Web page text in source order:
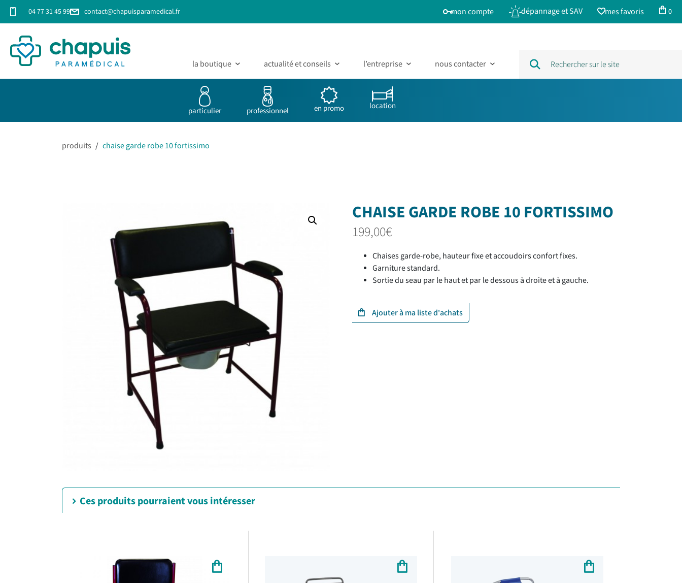
04 77 31 45 99 contact@chapuisparamedical.fr mon compte dépannage et SAV mes favoris 0
la boutique actualité et conseils l’entreprise nous contacter
particulier professionnel en promo location
produits / chaise garde robe 10 fortissimo
CHAISE GARDE ROBE 10 FORTISSIMO
199,00€
Chaises garde-robe, hauteur fixe et accoudoirs confort fixes.
Garniture standard.
Sortie du seau par le haut et par le dessous à droite et à gauche.
Ces produits pourraient vous intéresser